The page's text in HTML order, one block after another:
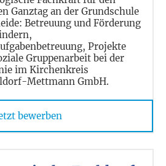
Ganztag an der Grundschule
Betreuung und Förderung
Projekte
Gruppenarbeit bei der
im Kirchenkreis
Mettmann GmbH.
bewerben